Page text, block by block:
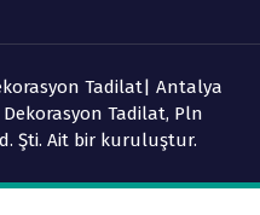
Tadilat| Antalya
Tadilat, Pln
Şti. Ait bir kuruluştur.